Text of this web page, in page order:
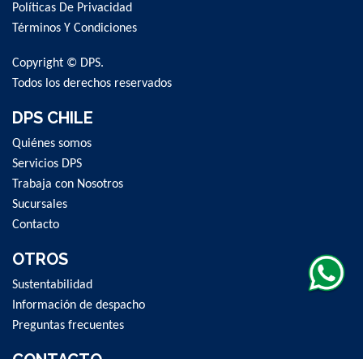
Our
Newsletter:
Políticas De Privacidad
Términos Y Condiciones
Copyright © DPS.
Todos los derechos reservados
DPS CHILE
Quiénes somos
Servicios DPS
Trabaja con Nosotros
Sucursales
Contacto
OTROS
Sustentabilidad
Información de despacho
Preguntas frecuentes